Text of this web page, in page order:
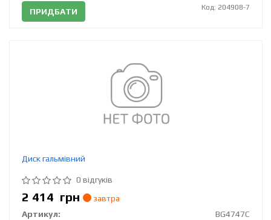
ПРИДБАТИ Код: 204908-7
Диск гальмівний
0 відгуків
2 414 грн
завтра
Артикул:
BG4747C